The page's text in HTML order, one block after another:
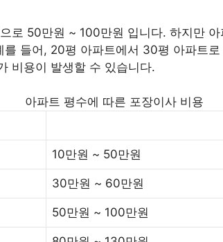
로 50만원 ~ 100만원 입니다. 하지만
들어, 20평 아파트에서 30평 아파트
비용이 발생할 수 있습니다.
아파트 평수에 따른 포장이사 비용
10만원 ~ 50만원
30만원 ~ 60만원
50만원 ~ 100만원